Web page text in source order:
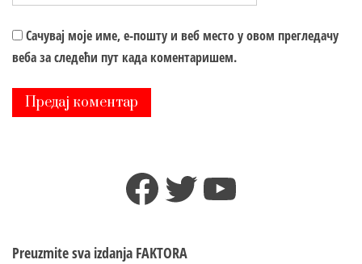
Сачувај моје име, е-пошту и веб место у овом прегледачу
веба за следећи пут када коментаришем.
Facebook
TwitterYouTube
Preuzmite sva izdanja FAKTORA